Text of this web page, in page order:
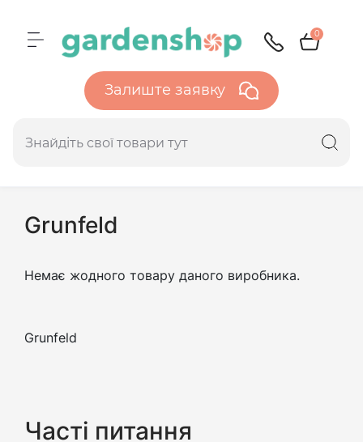
0
Залиште заявку
Grunfeld
Немає жодного товару даного виробника.
Grunfeld
Часті питання